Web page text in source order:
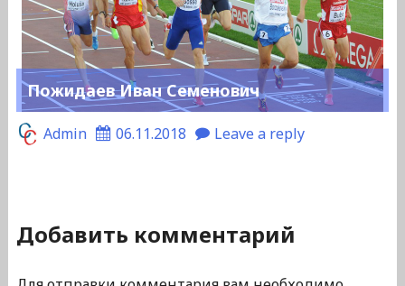
Пожидаев Иван Семенович
Admin 06.11.2018 Leave a reply
Добавить комментарий